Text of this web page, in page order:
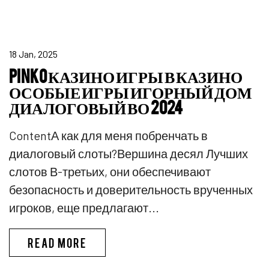
18 Jan, 2025
PINKO КАЗИНО ИГРЫ В КАЗИНО
ОСОБЫЕ ИГРЫ ИГОРНЫЙ ДОМ
ДИАЛОГОВЫЙ ВО 2024
ContentА как для меня побренчать в
диалоговый слоты?Вершина десял Лучших
слотов В-третьих, они обеспечивают
безопасность и доверительность врученных
игроков, еще предлагают...
READ MORE